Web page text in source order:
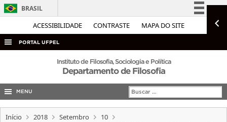
ACESSIBILIDADE CONTRASTE MAPA DO SITE
BRASIL
Simplifique!
Acesso à informação
Legislação
Canais
PORTAL UFPEL
ACESSO À INFORMAÇÃO
COBALTO
Instituto de Filosofia, Sociologia e Política
Departamento de Filosofia
MENU
Início 2018 Setembro
10